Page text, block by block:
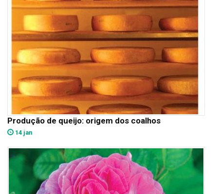
Produção de queijo: origem dos coalhos
14 jan